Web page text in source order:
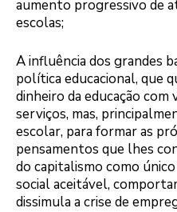
aumento progressivo de
escolas;
A influência dos grandes
política educacional, que
dinheiro da educação
serviços, mas,
escolar, para formar as
pensamentos que lhes
do capitalismo como
social aceitável,
dissimula a crise de